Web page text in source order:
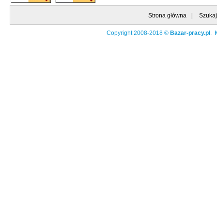
Strona główna Szukaj
Copyright 2008-2018 © Bazar-pracy.pl .